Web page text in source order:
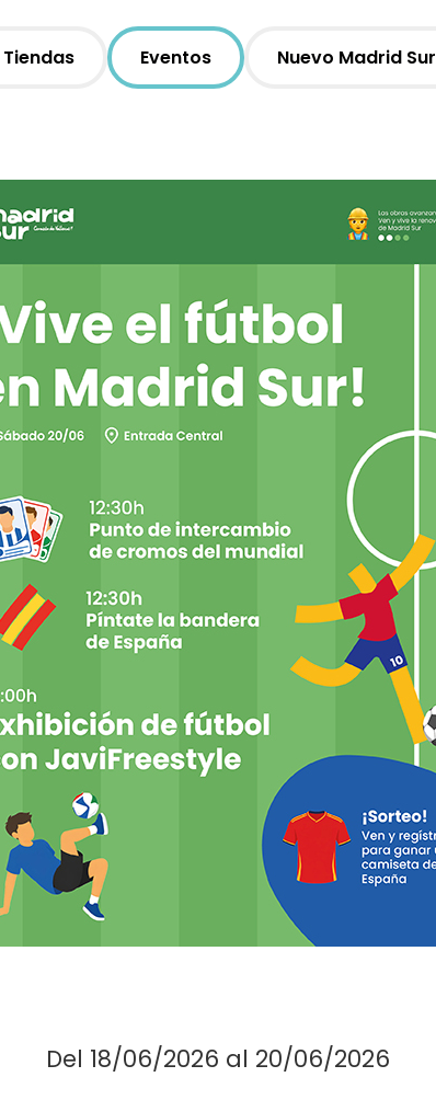
Tiendas
Restauración
Ocio
Servicios
Hipermercado
Telefonía
Otros
Eventos Nuevo Madrid Sur
Del 18/06/2026 al 20/06/2026